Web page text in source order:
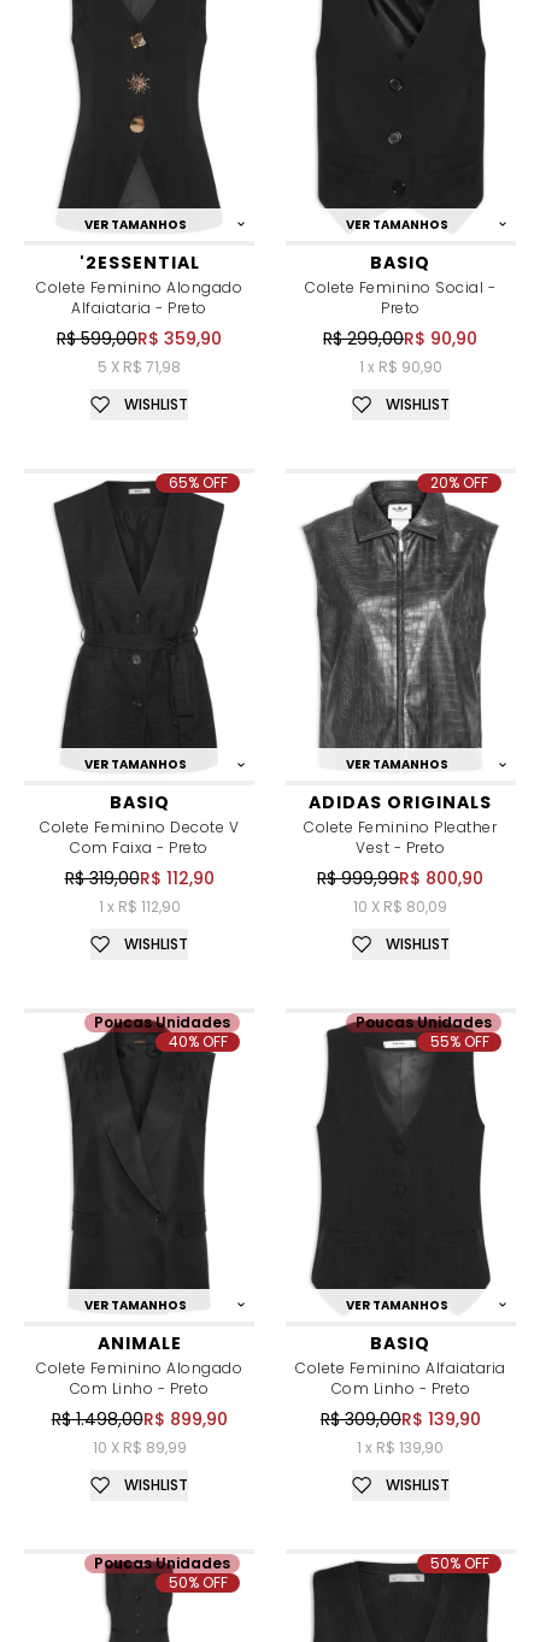
VER TAMANHOS
'2ESSENTIAL
Colete Feminino Alongado
Alfaiataria - Preto
R$ 599,00R$ 359,90
5 X R$ 71,98
WISHLIST
VER TAMANHOS
BASIQ
Colete Feminino Social -
Preto
R$ 299,00R$ 90,90
1 x R$ 90,90
WISHLIST
VER TAMANHOS
BASIQ
Colete Feminino Decote V
Com Faixa - Preto
R$ 319,00R$ 112,90
1 x R$ 112,90
65% OFF
WISHLIST
VER TAMANHOS
ADIDAS ORIGINALS
Colete Feminino Pleather
Vest - Preto
R$ 999,99R$ 800,90
10 X R$ 80,09
20% OFF
WISHLIST
VER TAMANHOS
ANIMALE
Colete Feminino Alongado
Com Linho - Preto
R$ 1.498,00R$ 899,90
10 X R$ 89,99
Poucas Unidades
40% OFF
WISHLIST
VER TAMANHOS
BASIQ
Colete Feminino Alfaiataria
Com Linho - Preto
R$ 309,00R$ 139,90
1 x R$ 139,90
Poucas Unidades
55% OFF
WISHLIST
Poucas Unidades
50% OFF
50% OFF